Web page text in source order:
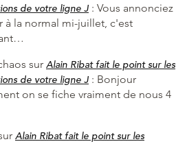
de votre ligne J : Vous annonciez
à la normal mi-juillet, c'est
sur Alain Ribat fait le point sur les
de votre ligne J : Bonjour
on se fiche vraiment de nous 4
Alain Ribat fait le point sur les